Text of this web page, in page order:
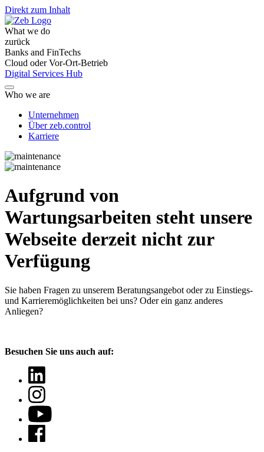
Direkt zum Inhalt
What we do
zurück
Banks and FinTechs
Cloud oder Vor-Ort-Betrieb
Digital Services Hub
Who we are
Unternehmen
Über zeb.control
Karriere
Aufgrund von
Wartungsarbeiten steht unsere
Webseite derzeit nicht zur
Verfügung
Sie haben Fragen zu unserem Beratungsangebot oder zu Einstiegs-
und Karrieremöglichkeiten bei uns? Oder ein ganz anderes
Anliegen?
Besuchen Sie uns auch auf: